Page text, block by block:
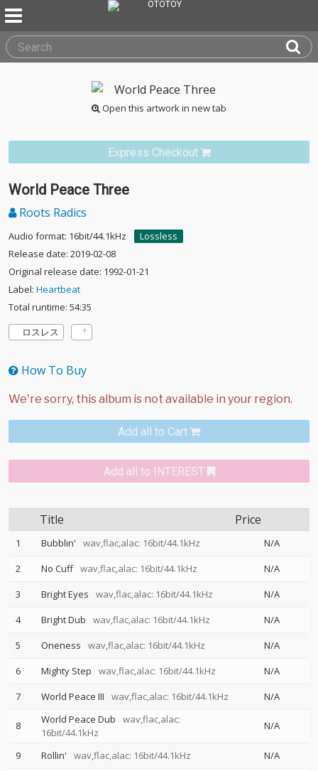
Open this artwork in new tab
Express Checkout
World Peace Three
Roots Radics
Audio format: 16bit/44.1kHz
Lossless
Release date: 2019-02-08
Original release date: 1992-01-21
Label: Heartbeat
Total runtime: 54:35
ロスレス
How To Buy
Add all to Cart
Add all to INTEREST
Title Price
1 Bubblin' wav,flac,alac: 16bit/44.1kHz
N/A
2
No Cuff wav,flac,alac: 16bit/44.1kHz
N/A
3
Bright Eyes wav,flac,alac: 16bit/44.1kHz
N/A
4
Bright Dub wav,flac,alac: 16bit/44.1kHz
N/A
5
Oneness wav,flac,alac: 16bit/44.1kHz
N/A
6
Mighty Step wav,flac,alac: 16bit/44.1kHz
N/A
7
World Peace III wav,flac,alac: 16bit/44.1kHz N/A
8 World Peace Dub
wav,flac,alac:
16bit/44.1kHz
N/A
9 Rollin' wav,flac,alac: 16bit/44.1kHz N/A